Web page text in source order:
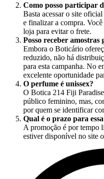
Como posso participar
Basta acessar o site
e finalizar a compra.
loja para evitar o frete.
Posso receber
Embora o Boticário
reduzido, não há
para esta campanha. No
excelente oportunidade
O perfume é unissex?
O Botica 214 Fiji
público feminino, mas,
por quem se identificar
Qual é o prazo para
A promoção é por tempo
estiver disponível no site